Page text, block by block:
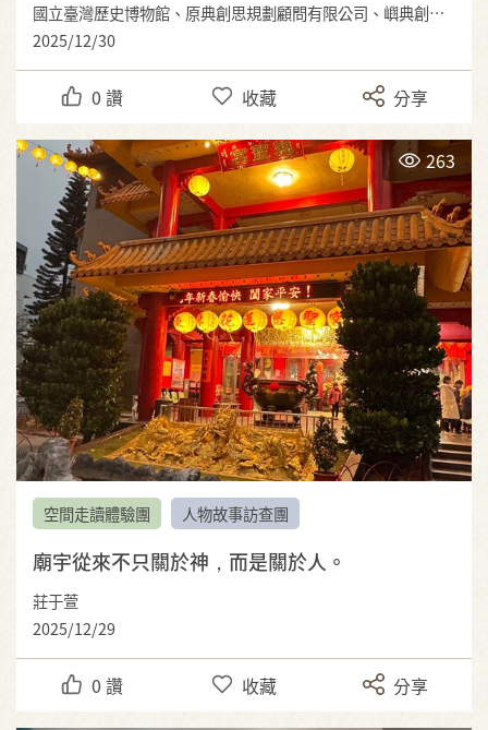
國立臺灣歷史博物館、原典創思規劃顧問有限公司、嶼典創社顧問有限公司
2025/12/30
0 讚 收藏 分享
263
空間走讀體驗團 人物故事訪查團
廟宇從來不只關於神，而是關於人。
莊于萱
2025/12/29
0 讚 收藏 分享